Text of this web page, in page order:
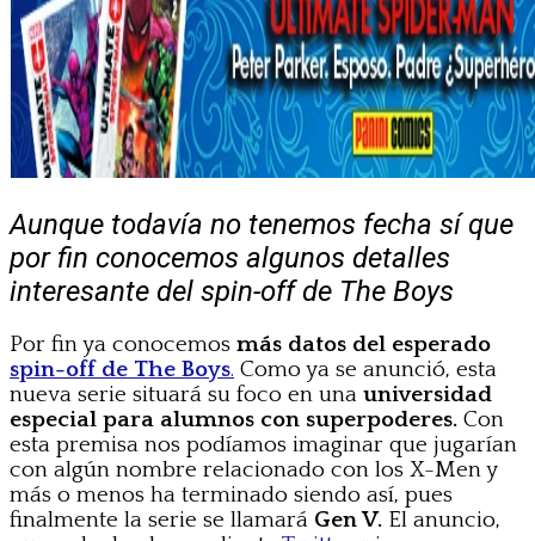
Aunque todavía no tenemos fecha sí que
por fin conocemos algunos detalles
interesante del spin-off de The Boys
Por fin ya conocemos más datos del esperado
spin-off de The Boys. Como ya se anunció, esta
nueva serie situará su foco en una universidad
especial para alumnos con superpoderes. Con
esta premisa nos podíamos imaginar que jugarían
con algún nombre relacionado con los X-Men y
más o menos ha terminado siendo así, pues
finalmente la serie se llamará Gen V. El anuncio,